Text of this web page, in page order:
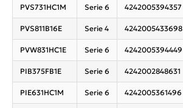
PVS731HC1M Serie 6 4242005394357
PVS811B16E Serie 4 4242005433698
PVW831HC1E Serie 6 4242005394449
PIB375FB1E Serie 6 4242002848631
PIE631HC1M Serie 6 4242005361496